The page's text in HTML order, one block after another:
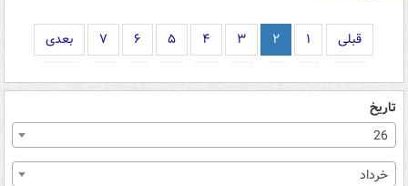
قبلی ۱ ۲ ۳ ۴ ۵ ۶ ۷ بعدی
تاریخ
26
خرداد